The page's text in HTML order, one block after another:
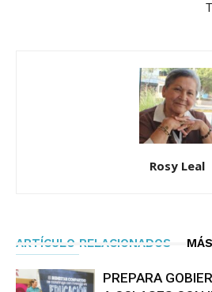
Rosy Leal
ARTÍCULO RELACIONADOS
PREPARA